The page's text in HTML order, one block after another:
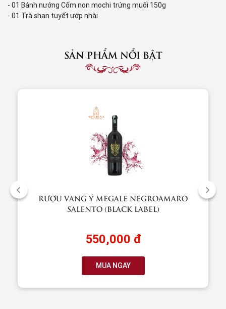
- 01 Bánh nướng Cốm non mochi trứng muối 150g
- 01 Trà shan tuyết ướp nhài
SẢN PHẨM NỔI BẬT
RƯỢU VANG Ý MEGALE NEGROAMARO
SALENTO (BLACK LABEL)
550,000 đ
MUA NGAY